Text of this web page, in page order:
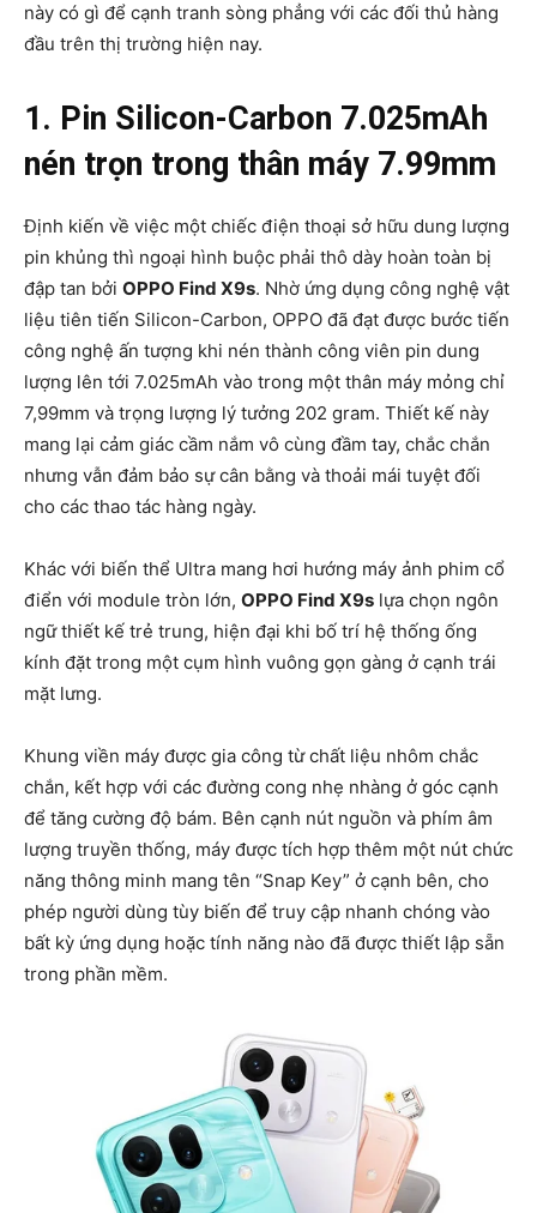
này có gì để cạnh tranh sòng phẳng với các đối thủ hàng
đầu trên thị trường hiện nay.
1. Pin Silicon-Carbon 7.025mAh
nén trọn trong thân máy 7.99mm
Định kiến về việc một chiếc điện thoại sở hữu dung lượng
pin khủng thì ngoại hình buộc phải thô dày hoàn toàn bị
đập tan bởi OPPO Find X9s. Nhờ ứng dụng công nghệ vật
liệu tiên tiến Silicon-Carbon, OPPO đã đạt được bước tiến
công nghệ ấn tượng khi nén thành công viên pin dung
lượng lên tới 7.025mAh vào trong một thân máy mỏng chỉ
7,99mm và trọng lượng lý tưởng 202 gram. Thiết kế này
mang lại cảm giác cầm nắm vô cùng đầm tay, chắc chắn
nhưng vẫn đảm bảo sự cân bằng và thoải mái tuyệt đối
cho các thao tác hàng ngày.
Khác với biến thể Ultra mang hơi hướng máy ảnh phim cổ
điển với module tròn lớn, OPPO Find X9s lựa chọn ngôn
ngữ thiết kế trẻ trung, hiện đại khi bố trí hệ thống ống
kính đặt trong một cụm hình vuông gọn gàng ở cạnh trái
mặt lưng.
Khung viền máy được gia công từ chất liệu nhôm chắc
chắn, kết hợp với các đường cong nhẹ nhàng ở góc cạnh
để tăng cường độ bám. Bên cạnh nút nguồn và phím âm
lượng truyền thống, máy được tích hợp thêm một nút chức
năng thông minh mang tên “Snap Key” ở cạnh bên, cho
phép người dùng tùy biến để truy cập nhanh chóng vào
bất kỳ ứng dụng hoặc tính năng nào đã được thiết lập sẵn
trong phần mềm.